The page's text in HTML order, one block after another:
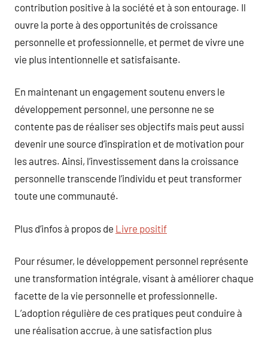
contribution positive à la société et à son entourage. Il
ouvre la porte à des opportunités de croissance
personnelle et professionnelle, et permet de vivre une
vie plus intentionnelle et satisfaisante.
En maintenant un engagement soutenu envers le
développement personnel, une personne ne se
contente pas de réaliser ses objectifs mais peut aussi
devenir une source d’inspiration et de motivation pour
les autres. Ainsi, l’investissement dans la croissance
personnelle transcende l’individu et peut transformer
toute une communauté.
Plus d’infos à propos de Livre positif
Pour résumer, le développement personnel représente
une transformation intégrale, visant à améliorer chaque
facette de la vie personnelle et professionnelle.
L’adoption régulière de ces pratiques peut conduire à
une réalisation accrue, à une satisfaction plus